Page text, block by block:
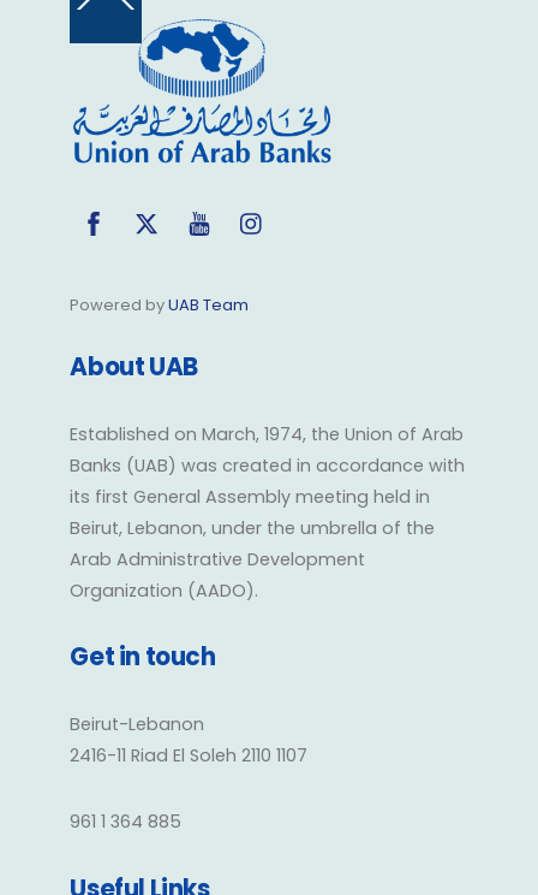
Back
Top
Facebook
Twitter YouTube
Powered byUAB Team
About UAB
Established on March, 1974, the Union of Arab
Banks (UAB) was created in accordance with
its first General Assembly meeting held in
Beirut, Lebanon, under the umbrella of the
Arab Administrative Development
Organization (AADO).
Get in touch
Beirut-Lebanon
2416-11 Riad El Soleh 2110 1107
961 1 364 885